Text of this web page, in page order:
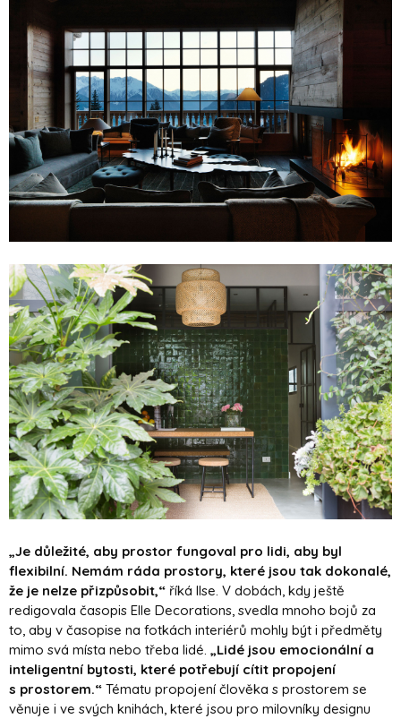
„Je důležité, aby prostor fungoval pro lidi, aby byl
flexibilní. Nemám ráda prostory, které jsou tak dokonalé,
že je nelze přizpůsobit,“ říká Ilse. V dobách, kdy ještě
redigovala časopis Elle Decorations, svedla mnoho bojů za
to, aby v časopise na fotkách interiérů mohly být i předměty
mimo svá místa nebo třeba lidé. „Lidé jsou emocionální a
inteligentní bytosti, které potřebují cítit propojení
s prostorem.“ Tématu propojení člověka s prostorem se
věnuje i ve svých knihách, které jsou pro milovníky designu